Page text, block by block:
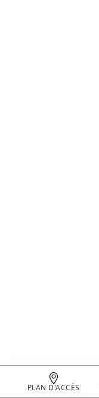
PLAN D'ACCÈS